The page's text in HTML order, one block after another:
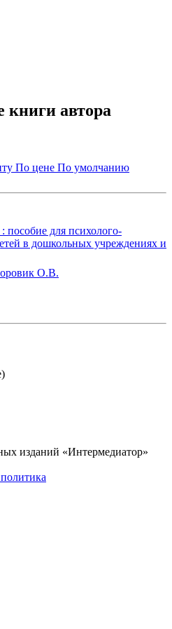
автора
По цене По умолчанию
пособие для психолого-
в дошкольных учреждениях и
О.В.
изданий «Интермедиатор»